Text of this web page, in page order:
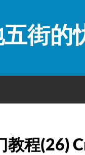
街的
教程(26)